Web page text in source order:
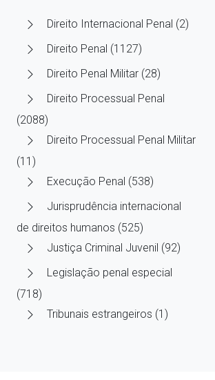
Direito Internacional Penal (2)
Direito Penal (1127)
Direito Penal Militar (28)
Direito Processual Penal
(2088)
Direito Processual Penal Militar
(11)
Execução Penal (538)
Jurisprudência internacional
de direitos humanos (525)
Justiça Criminal Juvenil (92)
Legislação penal especial
(718)
Tribunais estrangeiros (1)